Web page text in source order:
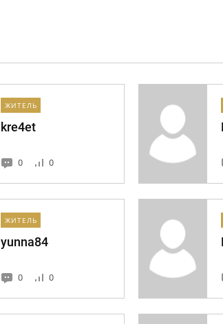
ЖИТЕЛЬ
kre4et
0 0
ЖИТЕЛЬ
yunna84
0 0